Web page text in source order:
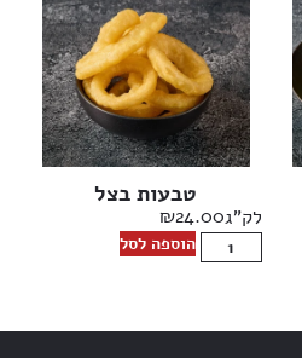
טבעות בצל
לק"ג ₪24.00
הוספה לסל